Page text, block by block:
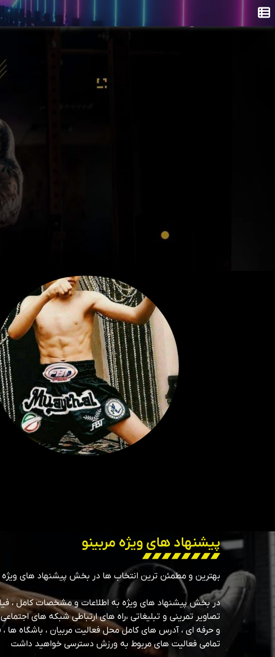
پیشنهاد های ویژه مربینو
بهترین و مطمئن ترین انتخاب ها در بخش پیشنهاد های ویژه
در بخش پیشنهاد های ویژه به اطلاعات و مشخصات کامل ،
تصاویر تمرینی و تبلیغاتی ،راه های ارتباطی شبکه های
و حرفه ای ، آدرس های کامل محل فعالیت مربیان ، باشگاه ها
تمامی فعالیت های مربوط به ورزش دسترسی خواهید داشت